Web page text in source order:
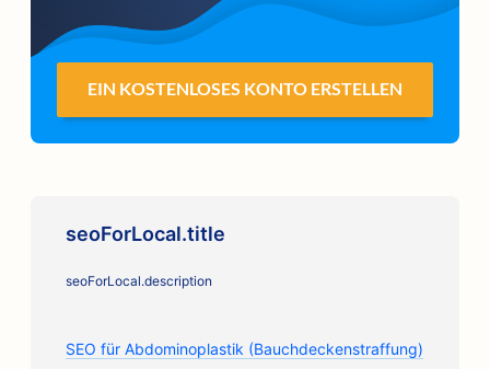
EIN KOSTENLOSES KONTO ERSTELLEN
seoForLocal.title
seoForLocal.description
SEO für Abdominoplastik (Bauchdeckenstraffung)